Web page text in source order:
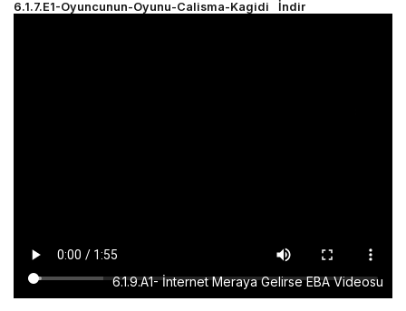
6.1.7.E1-Oyuncunun-Oyunu-Calisma-Kagidi
İndir
6.1.9.A1- İnternet Meraya Gelirse EBA Videosu